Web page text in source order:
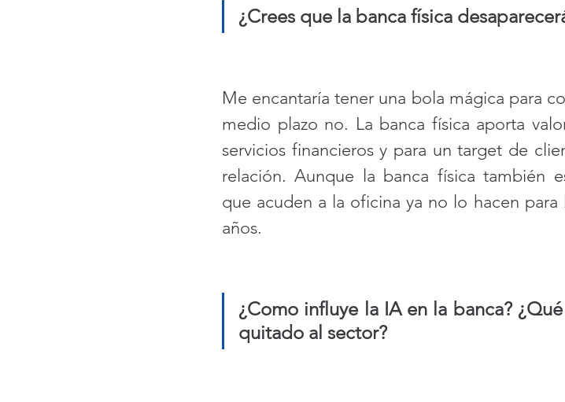
¿Crees que la banca física
Me encantaría tener una bola mágica para
medio plazo no. La banca física aporta
servicios financieros y para un target de
relación. Aunque la banca física también
que acuden a la oficina ya no lo hacen
años.
¿Como influye la IA en la banca?
quitado al sector?